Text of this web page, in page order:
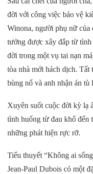
đời với công việc bảo vệ
Winona, người phụ nữ
tưởng được xây đắp từ
đời trong một vụ tai nạn
tòa nhà mới hách dịch. Tất
bùng nổ và anh nhận án tù
Xuyên suốt cuộc đời kỳ lạ
tình huống từ đau khổ đến
những phát hiện rực rỡ.
Tiểu thuyết “Không ai
Jean-Paul Dubois có một